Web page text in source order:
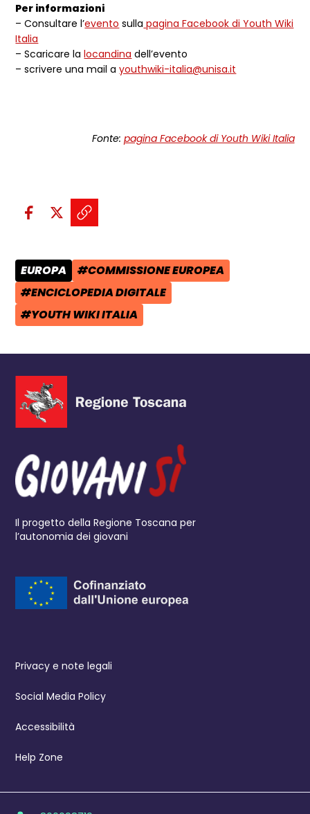
Per informazioni
– Consultare l’evento sulla pagina Facebook di Youth Wiki
Italia
– Scaricare lalocandina dell’evento
– scrivere una mail ayouthwiki-italia@unisa.it
Fonte: pagina Facebook di Youth Wiki Italia
Condividi sui social:
Condividi su Facebook - apre
Condividi su X - apre una
Copia il link e condividi -
CATEGORIA POST:
EUROPA TAG:
#COMMISSIONE EUROPEA
TAG:
#ENCICLOPEDIA DIGITALE
TAG:
#YOUTH WIKI ITALIA
Il progetto della Regione Toscana per
l’autonomia dei giovani
Privacy e note legali
Social Media Policy
Accessibilità
Help Zone